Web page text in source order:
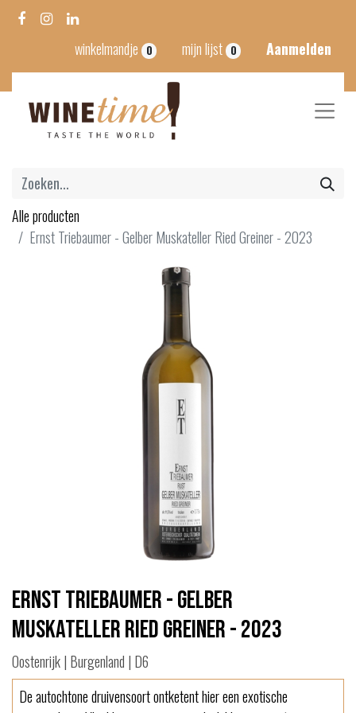
winkelmandje 0 mijn lijst 0 Aanmelden
Alle producten
Ernst Triebaumer - Gelber Muskateller Ried Greiner - 2023
Ernst Triebaumer - Gelber
Muskateller Ried Greiner - 2023
Oostenrijk | Burgenland | D6
De autochtone druivensoort ontketent hier een exotische